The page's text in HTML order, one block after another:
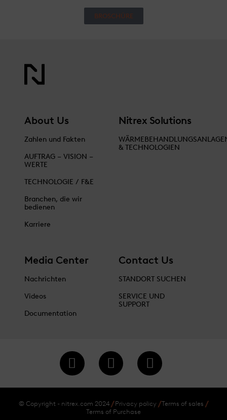
BROSCHÜRE
About Us
Zahlen und Fakten
AUFTRAG – VISION –
WERTE
TECHNOLOGIE / F&E
Branchen, die wir
bedienen
Karriere
Nitrex Solutions
& TECHNOLOGIEN
Media Center
Nachrichten
Videos
Documentation
Contact Us
STANDORT SUCHEN
SERVICE UND
SUPPORT
© Copyright - nitrex.com 2024 Privacy policy
Terms of sales
Terms of Purchase